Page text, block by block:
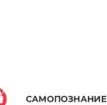
САМОПОЗНАНИЕ